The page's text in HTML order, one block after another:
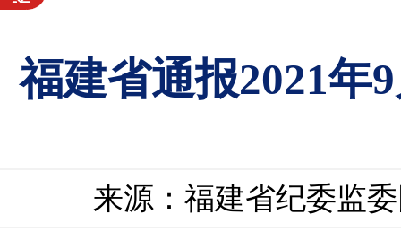
福建省通报2021年
来源：福建省纪委监